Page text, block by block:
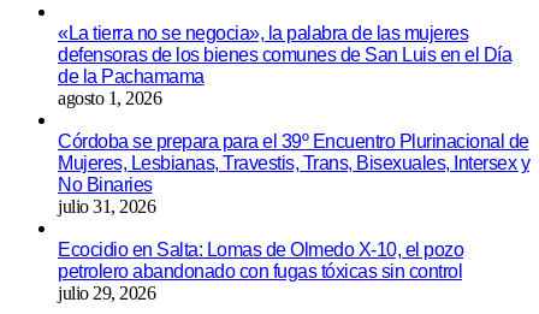
«La tierra no se negocia», la palabra de las mujeres
defensoras de los bienes comunes de San Luis en el Día
de la Pachamama
agosto 1, 2026
Córdoba se prepara para el 39º Encuentro Plurinacional de
Mujeres, Lesbianas, Travestis, Trans, Bisexuales, Intersex y
No Binaries
julio 31, 2026
Ecocidio en Salta: Lomas de Olmedo X-10, el pozo
petrolero abandonado con fugas tóxicas sin control
julio 29, 2026